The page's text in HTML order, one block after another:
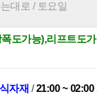
대로 / 토요일
도가능),리프트도
자재 /21:00 ~